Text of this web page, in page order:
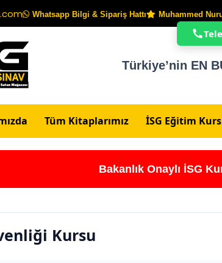
Whatsapp Bilgi & Sipariş Hattı Muhammed
Türkiye’nin EN
Tüm Kitaplarımız İSG Eğitim
Bakanlık Onaylı İSG
Kursu